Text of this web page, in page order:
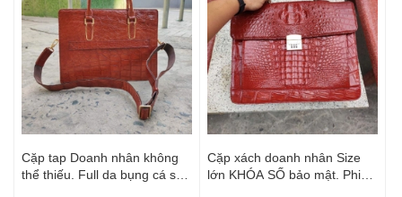
Cặp tap Doanh nhân không
thể thiếu. Full da bụng cá sấu
Cặp xách doanh nhân Size
lớn KHÓA SỐ bảo mật. Phiên